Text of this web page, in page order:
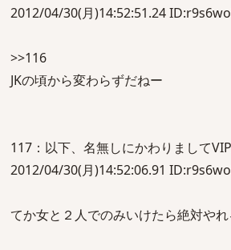
2012/04/30(月)14:52:51.24
>>116
JKの頃から変わらずだねー
117：以下、名無しにかわりまして
2012/04/30(月)14:52:06.91
てか女と２人でのみいけたら絶対やれ